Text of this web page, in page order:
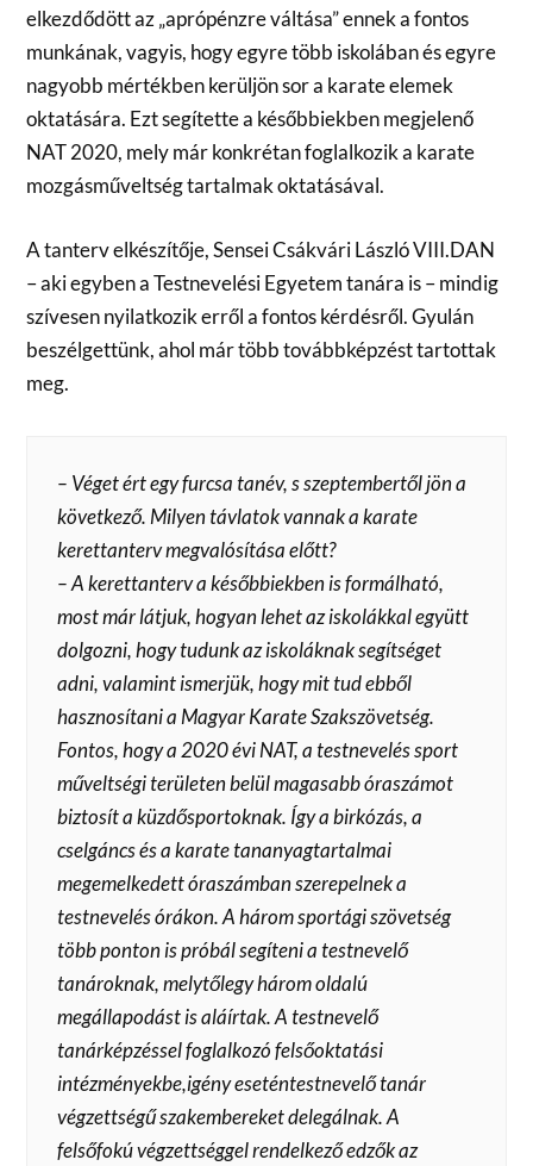
elkezdődött az „aprópénzre váltása” ennek a fontos
munkának, vagyis, hogy egyre több iskolában és egyre
nagyobb mértékben kerüljön sor a karate elemek
oktatására. Ezt segítette a későbbiekben megjelenő
NAT 2020, mely már konkrétan foglalkozik a karate
mozgásműveltség tartalmak oktatásával.
A tanterv elkészítője, Sensei Csákvári László VIII.DAN
– aki egyben a Testnevelési Egyetem tanára is – mindig
szívesen nyilatkozik erről a fontos kérdésről. Gyulán
beszélgettünk, ahol már több továbbképzést tartottak
meg.
– Véget ért egy furcsa tanév, s szeptembertől jön a
következő. Milyen távlatok vannak a karate
kerettanterv megvalósítása előtt?
– A kerettanterv a későbbiekben is formálható,
most már látjuk, hogyan lehet az iskolákkal együtt
dolgozni, hogy tudunk az iskoláknak segítséget
adni, valamint ismerjük, hogy mit tud ebből
hasznosítani a Magyar Karate Szakszövetség.
Fontos, hogy a 2020 évi NAT, a testnevelés sport
műveltségi területen belül magasabb óraszámot
biztosít a küzdősportoknak. Így a birkózás, a
cselgáncs és a karate tananyagtartalmai
megemelkedett óraszámban szerepelnek a
testnevelés órákon. A három sportági szövetség
több ponton is próbál segíteni a testnevelő
tanároknak, melytőlegy három oldalú
megállapodást is aláírtak. A testnevelő
tanárképzéssel foglalkozó felsőoktatási
intézményekbe,igény eseténtestnevelő tanár
végzettségű szakembereket delegálnak. A
felsőfokú végzettséggel rendelkező edzők az